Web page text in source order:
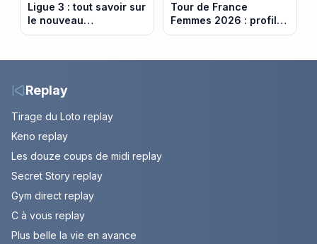
Ligue 3 : tout savoir sur
le nouveau
championnat qui
Tour de France
Femmes 2026 : profil
et horaires de la 7e
sur-Rhône et le Mont
Replay
Tirage du Loto replay
Keno replay
Les douze coups de midi replay
Secret Story replay
Gym direct replay
C à vous replay
Plus belle la vie en avance